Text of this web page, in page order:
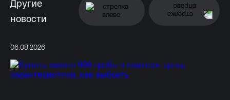
Другие
новости
06.08.2026